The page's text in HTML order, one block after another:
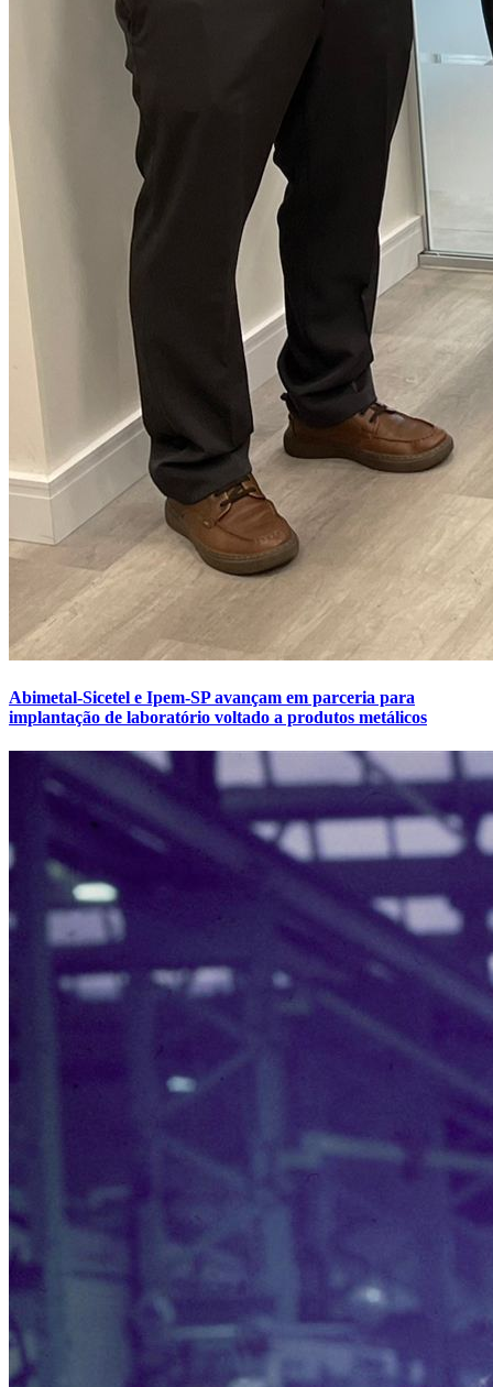
Abimetal-Sicetel e Ipem-SP avançam em parceria para
implantação de laboratório voltado a produtos metálicos